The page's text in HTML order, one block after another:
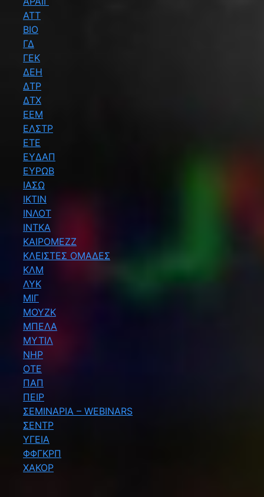
ΑΤΤ
ΒΙΟ
ΓΔ
ΓΕΚ
ΔΕΗ
ΔΤΡ
ΔΤΧ
ΕΕΜ
ΕΛΣΤΡ
ΕΤΕ
ΕΥΔΑΠ
ΕΥΡΩΒ
ΙΑΣΩ
ΙΚΤΙΝ
ΙΝΛΟΤ
ΙΝΤΚΑ
ΚΑΙΡΟΜΕΖΖ
ΚΛΕΙΣΤΕΣ ΟΜΑΔΕΣ
ΚΛΜ
ΛΥΚ
ΜΙΓ
ΜΟΥΖΚ
ΜΠΕΛΑ
ΜΥΤΙΛ
ΝΗΡ
ΟΤΕ
ΠΑΠ
ΠΕΙΡ
ΣΕΜΙΝΑΡΙΑ – WEBINARS
ΣΕΝΤΡ
ΥΓΕΙΑ
ΦΦΓΚΡΠ
ΧΑΚΟΡ